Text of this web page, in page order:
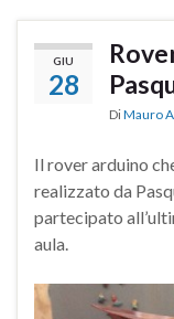
GIU
28
DiMauro
Il rover arduino
realizzato da
partecipato
aula.